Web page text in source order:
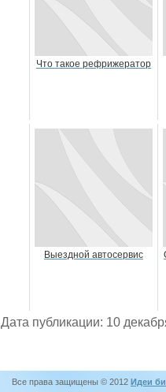
Что такое рефрижератор
Выездной автосервис
Дата публикации: 10
Все права защищены © 2012 Идеи